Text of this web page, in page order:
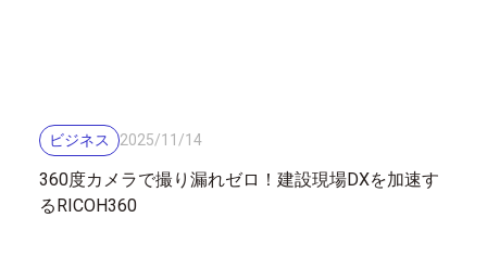
ビジネス 2025/11 /14
360度カメラで撮り漏れゼロ！建設現場DXを加速す
るRICOH360